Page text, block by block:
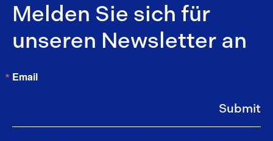
Melden Sie sich für
unseren Newsletter an
Email
Submit